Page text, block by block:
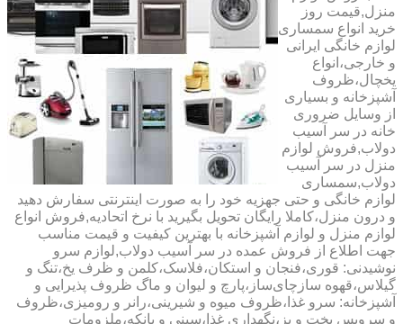
منزل,قیمت روز
خرید انواع سمساری
لوازم خانگی ایرانی
و خارجی،انواع
یخچال،ظروف
آشپزخانه و بسیاری
از وسایل ضروری
خانه در سر آسیب
دولاب,فروش لوازم
منزل در سر آسیب
دولاب,سمساری
لوازم خانگی و حتی جهزیه خود را به صورت اینترنتی سفارش دهید
و درون منزل،کاملا رایگان تحویل بگیرید با نرخ اتحادیه,فروش انواع
لوازم منزل و لوازم آشپزخانه با بهترین کیفیت و قیمت مناسب
جهت اطلاع از فروش عمده در سر آسیب دولاب,لوازم سرو
نوشیدنی: قوری،فنجان و استکان،فلاسک،کلمن و ظرف یخ،تنگ و
گیلاس،قهوه سازچای‌ساز،پارچ و لیوان و ماگ ظروف پذیرایی و
آشپزخانه: سرو غذا،ظروف میوه و شیرینی،رانر و رومیزی،ظروف
و سرویس پخت و پز،نگهداری غذا،سینی و بانکه،ملزومات